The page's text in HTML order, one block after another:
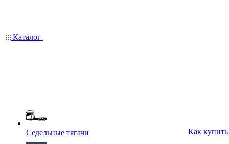
Каталог
Седельные тягачи
Как купить